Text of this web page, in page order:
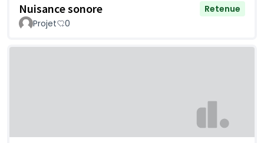
Nuisance sonore
Retenue
Projet
0